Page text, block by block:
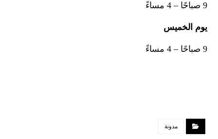
9 صباحًا – 4 مساءً
يوم الخميس
9 صباحًا – 4 مساءً
مدونة